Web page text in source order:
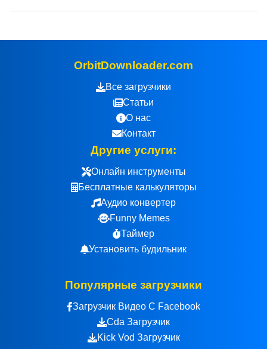
OrbitDownloader.com
Все загрузчики
Статьи
О нас
Контакт
Другие услуги:
Онлайн инструменты
Бесплатные калькуляторы
Аудио конвертер
Funny Memes
Таймер
Установить будильник
Популярные загрузчики
Загрузчик Видео С Facebook
Cda Загрузчик
Kick Vod Загрузчик